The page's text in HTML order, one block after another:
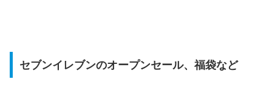
セブンイレブンのオープンセール、福袋など